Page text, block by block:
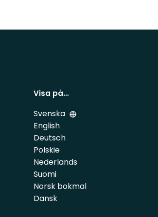
Visa på…
Svenska
English
Deutsch
Polskie
Nederlands
Suomi
Norsk bokmal
Dansk